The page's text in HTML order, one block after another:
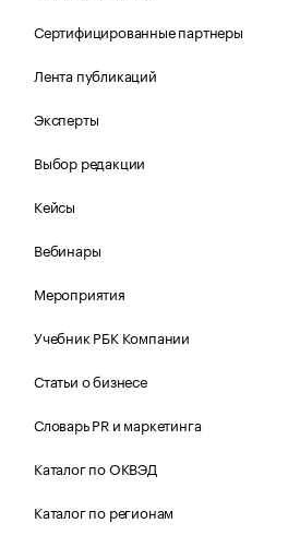
Сертифицированные партнеры
Лента публикаций
Эксперты
Выбор редакции
Кейсы
Вебинары
Мероприятия
Учебник РБК Компании
Статьи о бизнесе
Словарь PR и маркетинга
Каталог по ОКВЭД
Каталог по регионам